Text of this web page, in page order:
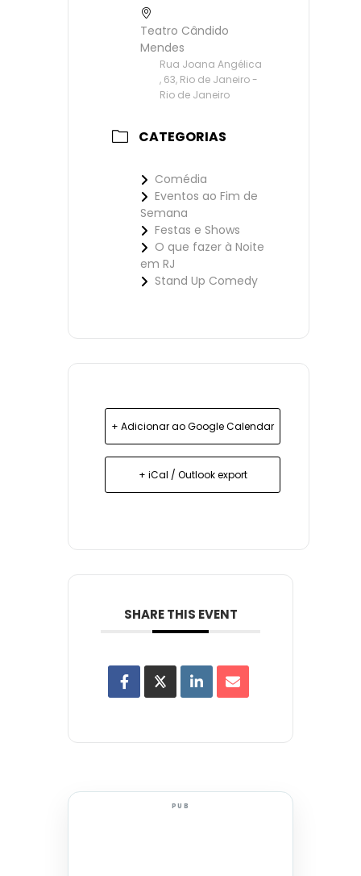
Teatro Cândido
Mendes
Rua Joana Angélica
, 63, Rio de Janeiro -
Rio de Janeiro
CATEGORIAS
Comédia
Eventos ao Fim de
Semana
Festas e Shows
O que fazer à Noite
em RJ
Stand Up Comedy
+ Adicionar ao Google Calendar
+ iCal / Outlook export
SHARE THIS EVENT
PUB